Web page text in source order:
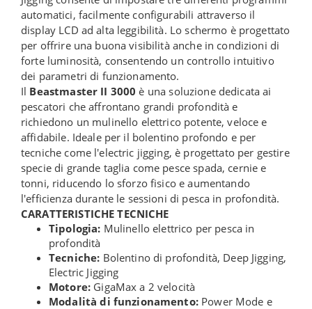
automatici, facilmente configurabili attraverso il
display LCD ad alta leggibilità. Lo schermo è progettato
per offrire una buona visibilità anche in condizioni di
forte luminosità, consentendo un controllo intuitivo
dei parametri di funzionamento.
Il Beastmaster II 3000 è una soluzione dedicata ai
pescatori che affrontano grandi profondità e
richiedono un mulinello elettrico potente, veloce e
affidabile. Ideale per il bolentino profondo e per
tecniche come l'electric jigging, è progettato per gestire
specie di grande taglia come pesce spada, cernie e
tonni, riducendo lo sforzo fisico e aumentando
l'efficienza durante le sessioni di pesca in profondità.
CARATTERISTICHE TECNICHE
Tipologia: Mulinello elettrico per pesca in
profondità
Tecniche: Bolentino di profondità, Deep Jigging,
Electric Jigging
Motore: GigaMax a 2 velocità
Modalità di funzionamento:Power Mode e